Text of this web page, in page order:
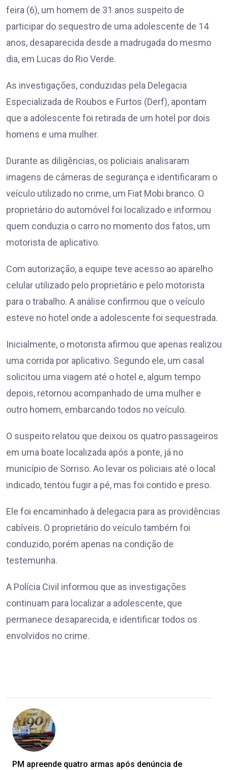
feira (6), um homem de 31 anos suspeito de
participar do sequestro de uma adolescente de 14
anos, desaparecida desde a madrugada do mesmo
dia, em Lucas do Rio Verde.
As investigações, conduzidas pela Delegacia
Especializada de Roubos e Furtos (Derf), apontam
que a adolescente foi retirada de um hotel por dois
homens e uma mulher.
Durante as diligências, os policiais analisaram
imagens de câmeras de segurança e identificaram o
veículo utilizado no crime, um Fiat Mobi branco. O
proprietário do automóvel foi localizado e informou
quem conduzia o carro no momento dos fatos, um
motorista de aplicativo.
Com autorização, a equipe teve acesso ao aparelho
celular utilizado pelo proprietário e pelo motorista
para o trabalho. A análise confirmou que o veículo
esteve no hotel onde a adolescente foi sequestrada.
Inicialmente, o motorista afirmou que apenas realizou
uma corrida por aplicativo. Segundo ele, um casal
solicitou uma viagem até o hotel e, algum tempo
depois, retornou acompanhado de uma mulher e
outro homem, embarcando todos no veículo.
O suspeito relatou que deixou os quatro passageiros
em uma boate localizada após a ponte, já no
município de Sorriso. Ao levar os policiais até o local
indicado, tentou fugir a pé, mas foi contido e preso.
Ele foi encaminhado à delegacia para as providências
cabíveis. O proprietário do veículo também foi
conduzido, porém apenas na condição de
testemunha.
A Polícia Civil informou que as investigações
continuam para localizar a adolescente, que
permanece desaparecida, e identificar todos os
envolvidos no crime.
PM apreende quatro armas após denúncia de